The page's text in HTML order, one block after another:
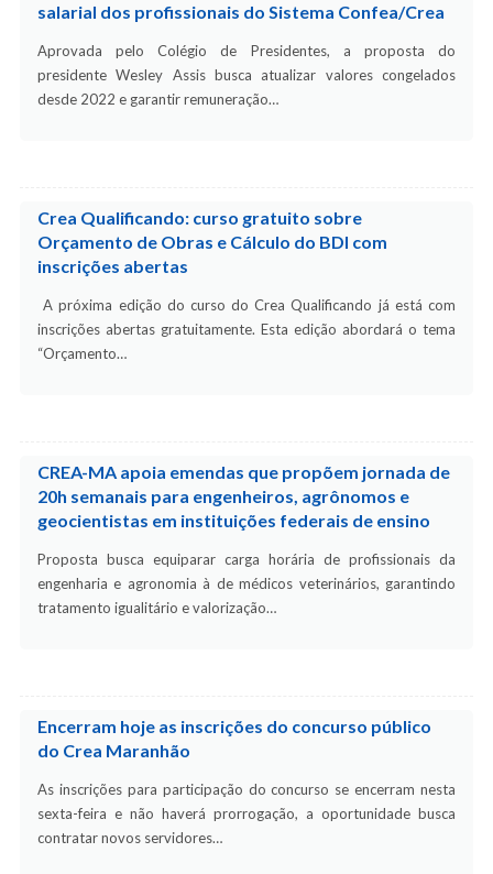
salarial dos profissionais do Sistema Confea/Crea
Aprovada pelo Colégio de Presidentes, a proposta do
presidente Wesley Assis busca atualizar valores congelados
desde 2022 e garantir remuneração…
Crea Qualificando: curso gratuito sobre
Orçamento de Obras e Cálculo do BDI com
inscrições abertas
A próxima edição do curso do Crea Qualificando já está com
inscrições abertas gratuitamente. Esta edição abordará o tema
“Orçamento…
CREA-MA apoia emendas que propõem jornada de
20h semanais para engenheiros, agrônomos e
geocientistas em instituições federais de ensino
Proposta busca equiparar carga horária de profissionais da
engenharia e agronomia à de médicos veterinários, garantindo
tratamento igualitário e valorização…
Encerram hoje as inscrições do concurso público
do Crea Maranhão
As inscrições para participação do concurso se encerram nesta
sexta-feira e não haverá prorrogação, a oportunidade busca
contratar novos servidores…